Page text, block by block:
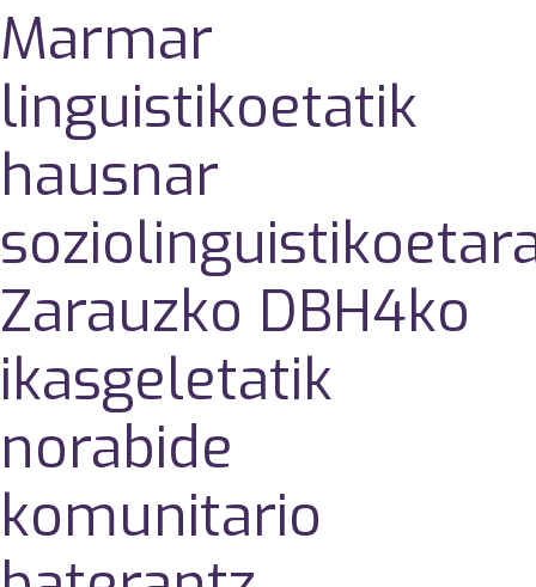
Marmar
linguistikoetatik
hausnar
Zarauzko DBH4ko
ikasgeletatik
norabide
komunitario